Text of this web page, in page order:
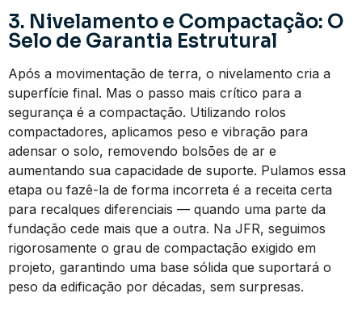
3. Nivelamento e Compactação: O
Selo de Garantia Estrutural
Após a movimentação de terra, o nivelamento cria a
superfície final. Mas o passo mais crítico para a
segurança é a compactação. Utilizando rolos
compactadores, aplicamos peso e vibração para
adensar o solo, removendo bolsões de ar e
aumentando sua capacidade de suporte. Pulamos essa
etapa ou fazê-la de forma incorreta é a receita certa
para recalques diferenciais — quando uma parte da
fundação cede mais que a outra. Na JFR, seguimos
rigorosamente o grau de compactação exigido em
projeto, garantindo uma base sólida que suportará o
peso da edificação por décadas, sem surpresas.